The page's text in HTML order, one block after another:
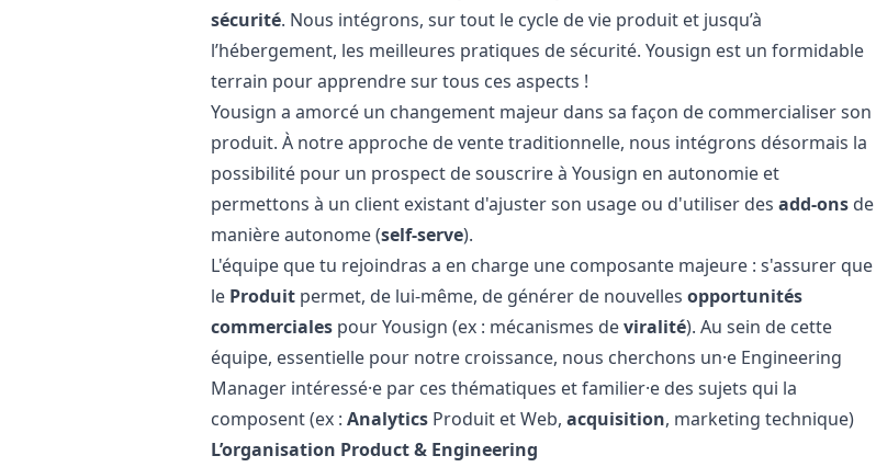
sécurité. Nous intégrons, sur tout le cycle de vie produit et jusqu’à
l’hébergement, les meilleures pratiques de sécurité. Yousign est un formidable
terrain pour apprendre sur tous ces aspects !
Yousign a amorcé un changement majeur dans sa façon de commercialiser son
produit. À notre approche de vente traditionnelle, nous intégrons désormais la
possibilité pour un prospect de souscrire à Yousign en autonomie et
permettons à un client existant d'ajuster son usage ou d'utiliser des add-ons de
manière autonome (self-serve).
L'équipe que tu rejoindras a en charge une composante majeure : s'assurer que
le Produit permet, de lui-même, de générer de nouvelles opportunités
commerciales pour Yousign (ex : mécanismes deviralité). Au sein de cette
équipe, essentielle pour notre croissance, nous cherchons un·e Engineering
Manager intéressé·e par ces thématiques et familier·e des sujets qui la
composent (ex : Analytics Produit et Web, acquisition, marketing technique)
L’organisation Product & Engineering